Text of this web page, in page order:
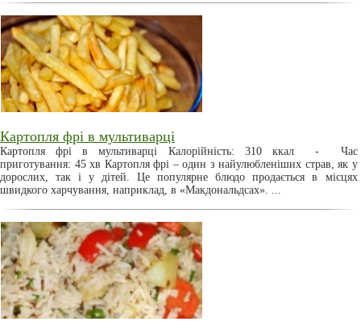
Картопля фрі в мультиварці
Картопля фрі в мультиварці Калорійність: 310 ккал - Час
приготування: 45 хв Картопля фрі – один з найулюбленіших страв, як у
дорослих, так і у дітей. Це популярне блюдо продається в місцях
швидкого харчування, наприклад, в «Макдональдсах». ...